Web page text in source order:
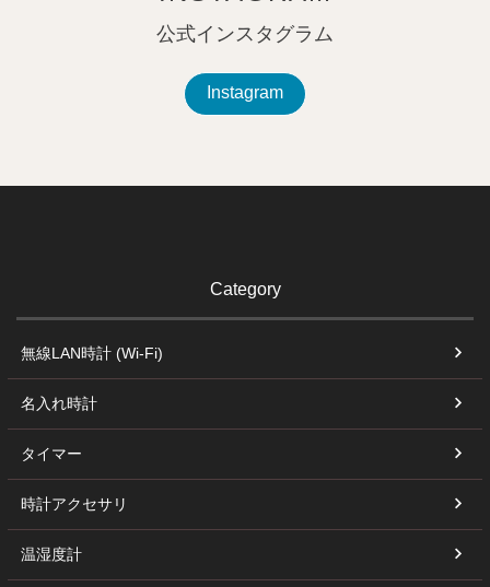
公式インスタグラム
Instagram
Category
無線LAN時計 (Wi-Fi)
名入れ時計
タイマー
時計アクセサリ
温湿度計